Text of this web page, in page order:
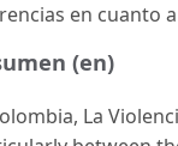
en cuanto
(en)
La